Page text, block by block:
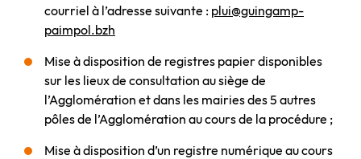
courriel à l’adresse suivante : plui@guingamp-
paimpol.bzh
Mise à disposition de registres papier disponibles
sur les lieux de consultation au siège de
l’Agglomération et dans les mairies des 5 autres
pôles de l’Agglomération au cours de la procédure ;
Mise à disposition d’un registre numérique au cours